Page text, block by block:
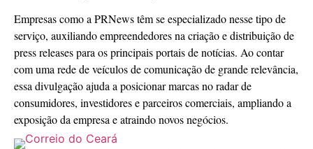
Empresas como a PRNews têm se especializado nesse tipo de
serviço, auxiliando empreendedores na criação e distribuição de
press releases para os principais portais de notícias. Ao contar
com uma rede de veículos de comunicação de grande relevância,
essa divulgação ajuda a posicionar marcas no radar de
consumidores, investidores e parceiros comerciais, ampliando a
exposição da empresa e atraindo novos negócios.